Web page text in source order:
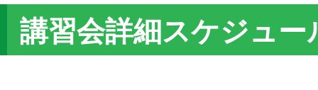
講習会詳細スケジュー